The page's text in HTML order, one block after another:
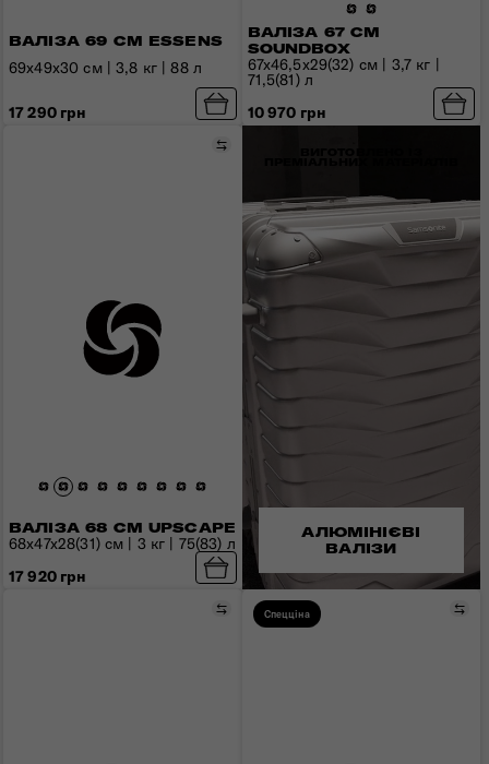
ВАЛІЗА 69 СМ ESSENS
69x49x30 см | 3,8 кг | 88 л
17 290 грн
ВАЛІЗА 67 СМ
SOUNDBOX
67x46,5x29(32) см | 3,7 кг |
71,5(81) л
10 970 грн
ВАЛІЗА 68 СМ UPSCAPE
Порівняти
68x47x28(31) см | 3 кг | 75(83) л
17 920 грн
Порівняти
Спецціна
АЛЮМІНІЄВІ
ВАЛІЗИ